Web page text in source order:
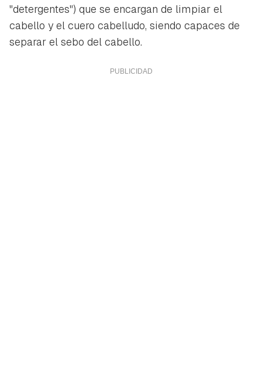
"detergentes") que se encargan de limpiar el
cabello y el cuero cabelludo, siendo capaces de
separar el sebo del cabello.